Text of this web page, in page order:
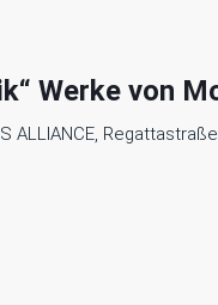
Werke von
ALLIANCE,